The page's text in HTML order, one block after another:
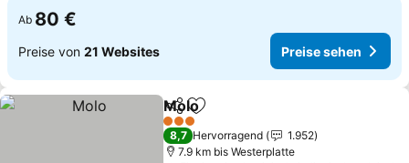
Ab 80 €
Preise von 21 Websites Preise sehen
TeilenZu Favoriten hinzufügen
Molo
3 Sterne
8,7 Hervorragend
1.952
7.9 km bis Westerplatte